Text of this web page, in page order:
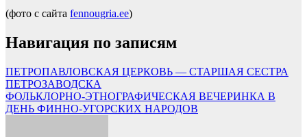
(фото с сайта fennougria.ee)
Навигация по записям
ПЕТРОПАВЛОВСКАЯ ЦЕРКОВЬ — СТАРШАЯ СЕСТРА
ПЕТРОЗАВОДСКА
ФОЛЬКЛОРНО-ЭТНОГРАФИЧЕСКАЯ ВЕЧЕРИНКА В
ДЕНЬ ФИННО-УГОРСКИХ НАРОДОВ